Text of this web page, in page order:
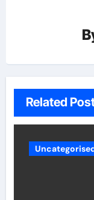
Related